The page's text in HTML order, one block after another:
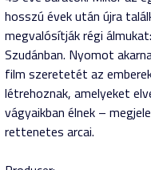
hosszú évek után újra
megvalósítják régi
Szudánban. Nyomot
film szeretetét az
létrehoznak, amelyeket
vágyaikban élnek –
rettenetes arcai.